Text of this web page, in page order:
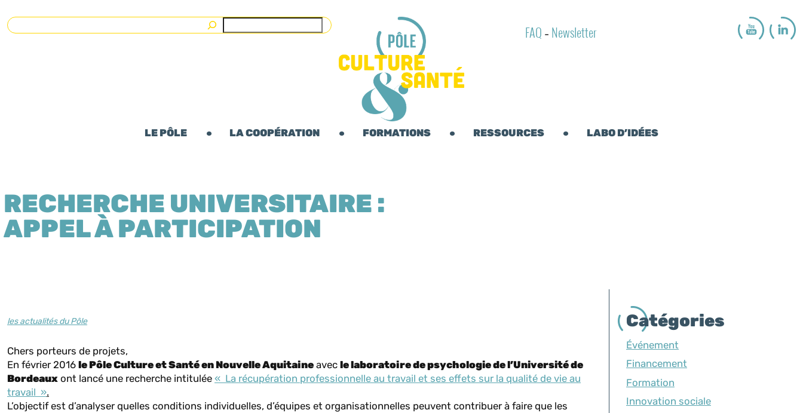
Rechercher FAQ - Newsletter
LE PÔLE LA COOPÉRATION FORMATIONS RESSOURCES LABO D’IDÉES
RECHERCHE UNIVERSITAIRE :
APPEL À PARTICIPATION
les actualités du Pôle
Chers porteurs de projets,
En février 2016 le Pôle Culture et Santé en Nouvelle Aquitaine avec le laboratoire de psychologie de l’Université de
Bordeaux ont lancé une recherche intitulée « La récupération professionnelle au travail et ses effets sur la qualité de vie au
travail ».
L’objectif est d’analyser quelles conditions individuelles, d’équipes et organisationnelles peuvent contribuer à faire que les
Catégories
Événement
Financement
Formation
Innovation sociale